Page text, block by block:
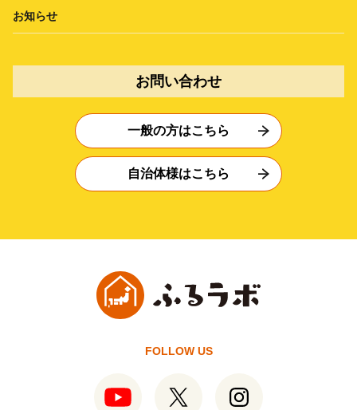
お知らせ
お問い合わせ
一般の方はこちら
自治体様はこちら
FOLLOW US